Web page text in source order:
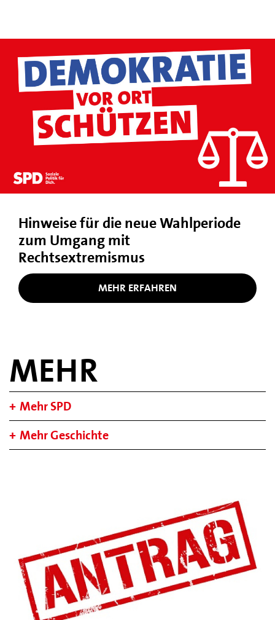
Hinweise für die neue Wahlperiode
zum Umgang mit
Rechtsextremismus
MEHR ERFAHREN
MEHR
Mehr SPD
Mehr Geschichte